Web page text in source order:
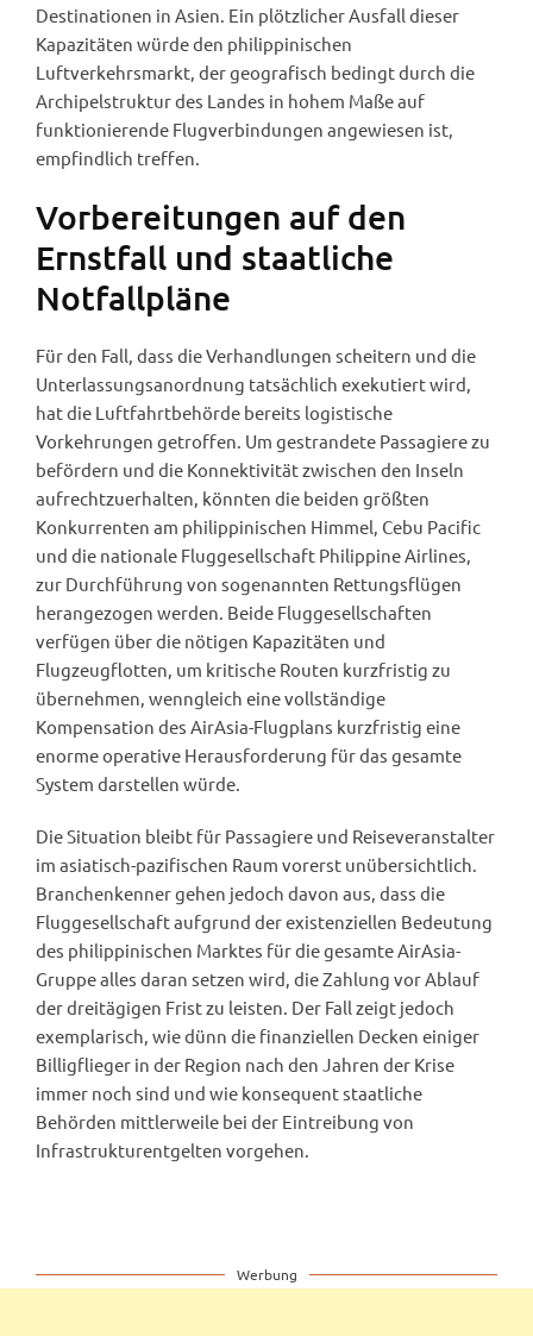
Destinationen in Asien. Ein plötzlicher Ausfall dieser
Kapazitäten würde den philippinischen
Luftverkehrsmarkt, der geografisch bedingt durch die
Archipelstruktur des Landes in hohem Maße auf
funktionierende Flugverbindungen angewiesen ist,
empfindlich treffen.
Vorbereitungen auf den
Ernstfall und staatliche
Notfallpläne
Für den Fall, dass die Verhandlungen scheitern und die
Unterlassungsanordnung tatsächlich exekutiert wird,
hat die Luftfahrtbehörde bereits logistische
Vorkehrungen getroffen. Um gestrandete Passagiere zu
befördern und die Konnektivität zwischen den Inseln
aufrechtzuerhalten, könnten die beiden größten
Konkurrenten am philippinischen Himmel, Cebu Pacific
und die nationale Fluggesellschaft Philippine Airlines,
zur Durchführung von sogenannten Rettungsflügen
herangezogen werden. Beide Fluggesellschaften
verfügen über die nötigen Kapazitäten und
Flugzeugflotten, um kritische Routen kurzfristig zu
übernehmen, wenngleich eine vollständige
Kompensation des AirAsia-Flugplans kurzfristig eine
enorme operative Herausforderung für das gesamte
System darstellen würde.
Die Situation bleibt für Passagiere und Reiseveranstalter
im asiatisch-pazifischen Raum vorerst unübersichtlich.
Branchenkenner gehen jedoch davon aus, dass die
Fluggesellschaft aufgrund der existenziellen Bedeutung
des philippinischen Marktes für die gesamte AirAsia-
Gruppe alles daran setzen wird, die Zahlung vor Ablauf
der dreitägigen Frist zu leisten. Der Fall zeigt jedoch
exemplarisch, wie dünn die finanziellen Decken einiger
Billigflieger in der Region nach den Jahren der Krise
immer noch sind und wie konsequent staatliche
Behörden mittlerweile bei der Eintreibung von
Infrastrukturentgelten vorgehen.
Werbung